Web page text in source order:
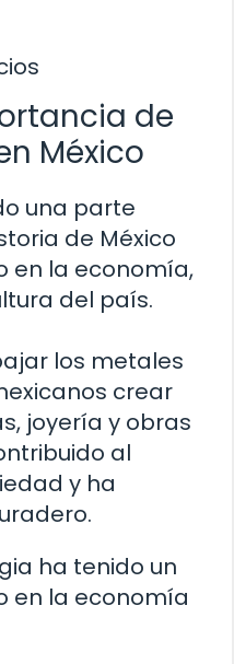
de
México
una parte
de México
en la economía,
del país.
los metales
crear
joyería y obras
al
y ha
ha tenido un
en la economía